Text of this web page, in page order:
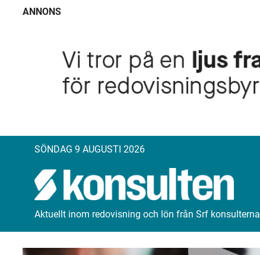
ANNONS
SÖNDAG 9 AUGUSTI 2026
Aktuellt inom redovisning och lön från Srf konsulterna